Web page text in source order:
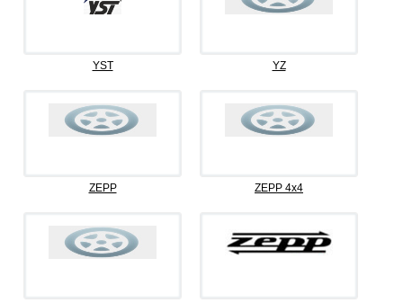
YST YZ
ZEPP ZEPP 4x4